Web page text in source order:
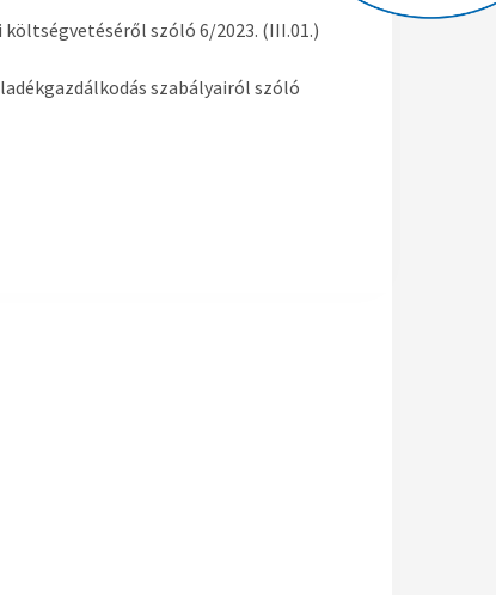
szóló 6/2023. (III.01.)
szabályairól szóló